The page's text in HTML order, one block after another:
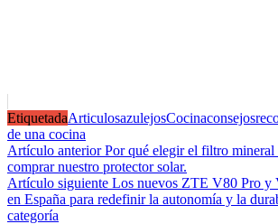
EtiquetadaArticulosazulejosCocinaconsejos
de una cocina
Navegación
de
entradas
Artículo anterior Por qué elegir el filtro
comprar nuestro protector solar.
Artículo siguiente Los nuevos ZTE V80 Pro y
en España para redefinir la autonomía y la
categoría